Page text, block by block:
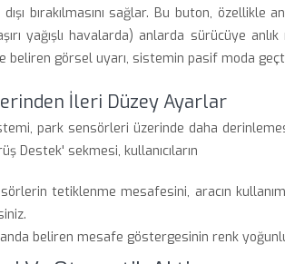
bırakılmasını sağlar. Bu buton,
yağışlı havalarda) anlarda sürücüye
beliren görsel uyarı, sistemin pasif moda
İleri Düzey Ayarlar
park sensörleri üzerinde daha
Destek' sekmesi, kullanıcıların
tetiklenme mesafesini, aracın
beliren mesafe göstergesinin renk